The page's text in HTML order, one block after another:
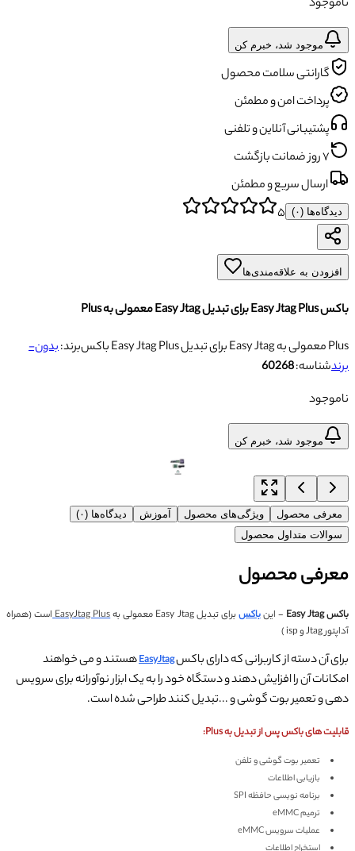
ناموجود
موجود شد، خبرم کن
گارانتی سلامت محصول
پرداخت امن و مطمئن
پشتیبانی آنلاین و تلفنی
۷ روز ضمانت بازگشت
ارسال سریع و مطمئن
دیدگاه‌ها (۰) ۵
افزودن به علاقه‌مندی‌ها
باکس Easy Jtag Plus برای تبدیل Easy Jtag معمولی به Plus
باکس Easy Jtag Plus برای تبدیل Easy Jtag معمولی به Plus
برند:بدون-
برندشناسه:60268
ناموجود
موجود شد، خبرم کن
معرفی محصول ویژگی‌های محصول آموزش
دیدگاه‌ها (۰)
سوالات متداول محصول
معرفی محصول
باکس Easy Jtag - اینباکسبرای تبدیل Easy Jtag معمولی به EasyJtag Plusاست (همراه
آداپتور Jtag و isp )
برای آن دسته از کاربرانی که دارای باکسEasyJtagهستند و می خواهند
امکانات آن را افزایش دهند و دستگاه خود را به یک ابزار نوآورانه برای سرویس
دهی و تعمیر بوت گوشی و ...تبدیل کنند طراحی شده است.
قابلیت های باکسپس از تبدیل به Plus:
تعمیر بوت گوشی و تلفن
بازیابی اطلاعات
برنامه نویسی حافظه SPI
ترمیم eMMC
عملیات سرویس eMMC